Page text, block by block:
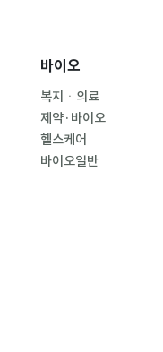
바이오
복지ㆍ의료
제약·바이오
헬스케어
바이오일반